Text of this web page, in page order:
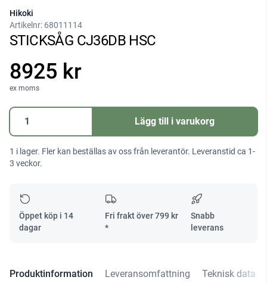
Hikoki
Artikelnr: 68011114
STICKSÅG CJ36DB HSC
8925 kr
ex moms
STICKSÅG
CJ36DB
mängd
Lägg till i varukorg
1 i lager. Fler kan beställas av oss från leverantör. Leveranstid ca 1-
3 veckor.
Öppet köp i 14
dagar
Fri frakt över799 kr
*
Snabb
leverans
Produktinformation Leveransomfattning Teknisk data